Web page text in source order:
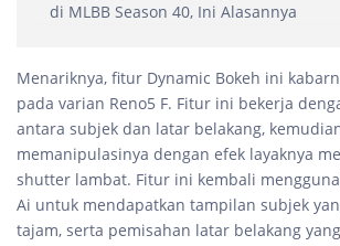
di MLBB Season 40, Ini Alasannya
Menariknya, fitur Dynamic Bokeh ini
pada varian Reno5 F. Fitur ini bekerja
antara subjek dan latar belakang,
memanipulasinya dengan efek layaknya
shutter lambat. Fitur ini kembali
Ai untuk mendapatkan tampilan subjek
tajam, serta pemisahan latar belakang